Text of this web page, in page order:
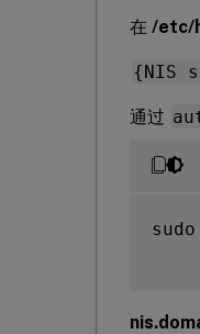
在 /etc/
{NIS
通过